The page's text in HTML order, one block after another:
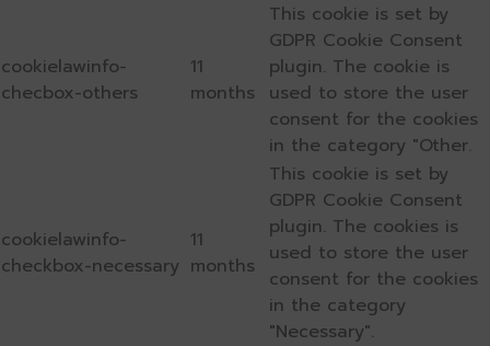
cookielawinfo-
checbox-others
11
months
This cookie is set by
GDPR Cookie Consent
plugin. The cookie is
used to store the user
consent for the cookies
in the category "Other.
cookielawinfo-
checkbox-necessary
11
months
This cookie is set by
GDPR Cookie Consent
plugin. The cookies is
used to store the user
consent for the cookies
in the category
"Necessary".